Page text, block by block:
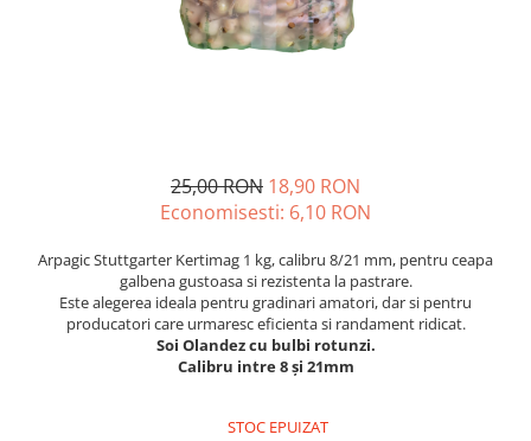
Seminte castraveti
Seminte conopida
Seminte de Gulii
Seminte de Leustean
Seminte de Patrunjel
25,00 RON 18,90 RON
Economisesti: 6,10 RON
Arpagic Stuttgarter Kertimag 1 kg, calibru 8/21 mm, pentru ceapa
galbena gustoasa si rezistenta la pastrare.
Este alegerea ideala pentru gradinari amatori, dar si pentru
producatori care urmaresc eficienta si randament ridicat.
Soi Olandez cu bulbi rotunzi.
Calibru intre 8 și 21mm
STOC EPUIZAT